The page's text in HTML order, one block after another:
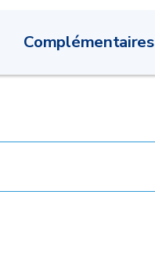
Complémentaires